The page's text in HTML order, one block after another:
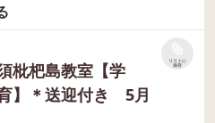
枇杷島教室【学
】＊送迎付き 5月
リストに
保存